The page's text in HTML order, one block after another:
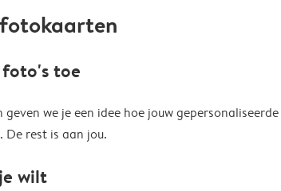
toe
we je een idee hoe jouw gepersonaliseerde
De rest is aan jou.
wilt